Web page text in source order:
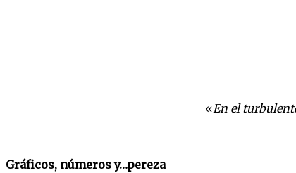
«En el
Gráficos, números y…pereza